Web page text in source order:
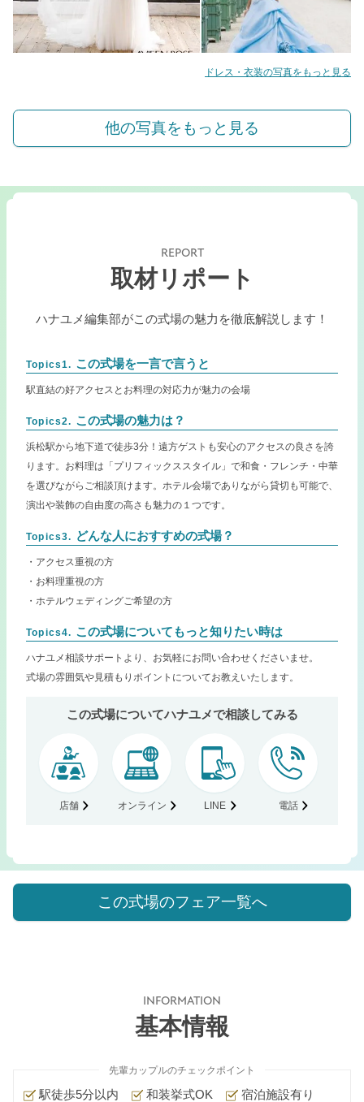
ドレス・衣装の写真をもっと見る
他の写真をもっと見る
REPORT
取材リポート
ハナユメ編集部がこの式場の魅力を徹底解説します！
Topics1. この式場を一言で言うと
駅直結の好アクセスとお料理の対応力が魅力の会場
Topics2. この式場の魅力は？
浜松駅から地下道で徒歩3分！遠方ゲストも安心のアクセスの良さを誇
ります。お料理は「プリフィックススタイル」で和食・フレンチ・中華
を選びながらご相談頂けます。ホテル会場でありながら貸切も可能で、
演出や装飾の自由度の高さも魅力の１つです。
Topics3. どんな人におすすめの式場？
・アクセス重視の方
・お料理重視の方
・ホテルウェディングご希望の方
Topics4. この式場についてもっと知りたい時は
ハナユメ相談サポートより、お気軽にお問い合わせくださいませ。
式場の雰囲気や見積もりポイントについてお教えいたします。
この式場についてハナユメで相談してみる
店舗 オンライン LINE 電話
この式場のフェア一覧へ
INFORMATION
基本情報
先輩カップルのチェックポイント
駅徒歩5分以内 和装挙式OK
宿泊施設有り